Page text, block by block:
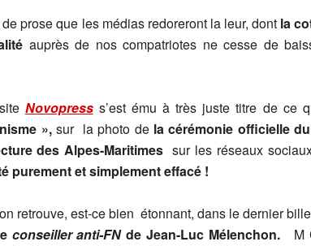
prose que les médias redoreront la leur, dont la
auprès de nos compatriotes ne cesse de
Novopress s’est ému à très juste titre de ce
»,sur la photo de la cérémonie officielle
des Alpes-Maritimessur les réseaux
purement et simplement effacé !
retrouve, est-ce bien étonnant, dans le dernier
conseiller anti-FNde Jean-Luc Mélenchon. M